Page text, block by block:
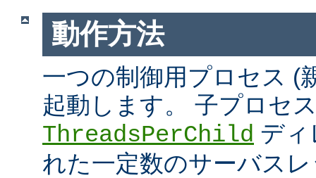
動作方法
一つの制御用プロセス (
起動します。 子プロセ
ThreadsPerChild デ
れた一定数のサーバス